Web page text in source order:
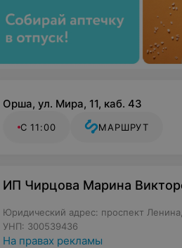
Орша, ул. Мира, 11, каб. 43
С 11:00 МАРШРУТ
ИП Чирцова Марина
Юридический адрес: проспект
УНП: 300539436
На правах рекламы